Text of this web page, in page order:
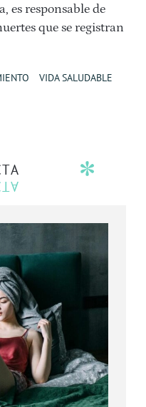
es responsable de
que se registran
VIDA SALUDABLE